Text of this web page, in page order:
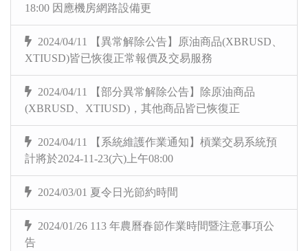
18:00 因應機房網路設備更
2024/04/11 【異常解除公告】原油商品(XBRUSD、
XTIUSD)皆已恢復正常報價及交易服務
2024/04/11 【部分異常解除公告】除原油商品
(XBRUSD、XTIUSD)，其他商品皆已恢復正
2024/04/11 【系統維護作業通知】槓業交易系統預
計將於2024-11-23(六)上午08:00
2024/03/01 夏令日光節約時間
2024/01/26 113 年農曆春節作業時間暨注意事項公
告